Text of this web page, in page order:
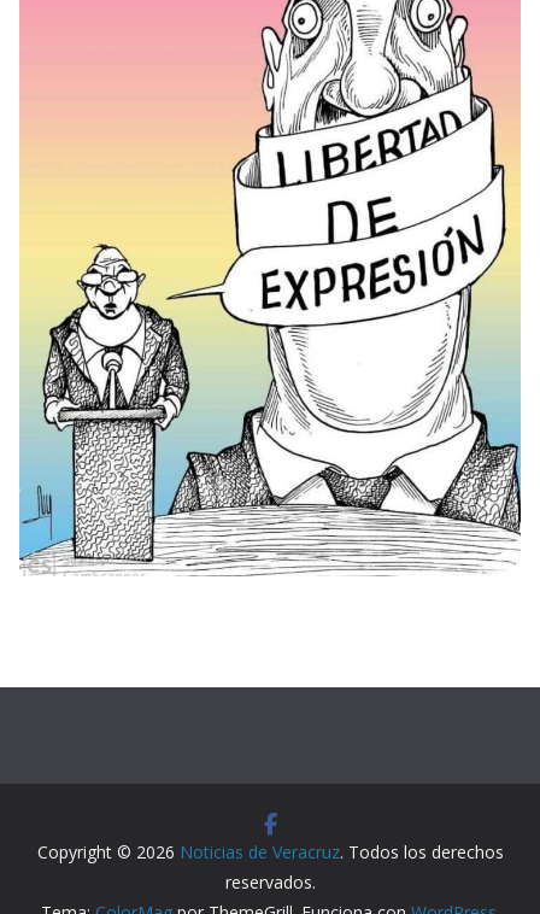
Copyright © 2026 Noticias de Veracruz. Todos los derechos
reservados.